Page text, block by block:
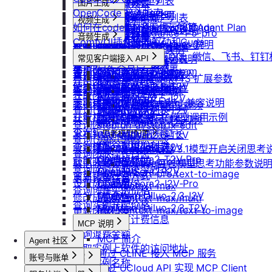
防火墙及端口设置
配置外网加速
云硬盘扩容与挂载
云存储挂载
模型库挂载
自启动
手动安装监控
无卡模式
ubuntu如何安装Docker
Windows安装Nvidia驱动和Cuda
ubuntu安装Nvidia驱动和Cuda
使用LangBot快速部署QQ、微信、飞书、钉钉
使用Clawdbot连接Telegram
使用Clawdbot连接飞书
重装实例
重置实例密码
升降配实例
获取支持的可用区信息列表
查询网络加速服务状态
检查指定规格的资源可用性
获取可用机型列表
获取机型族列表
查询软件端口映射列表
查询模型仓库模型列表
获取实例监控数据
变更实例计费方式
查询创建实例价格
查询实例升配价格
查询实例当前计费信息
查询退费金额
获取实例上软件的访问地址
修改实例名称
获取平台镜像列表
查询镜像已共享的账户列表
获取镜像标签列表
查询他人共享给自己的镜像
查询已收藏的镜像列表
查询自己发布的社区镜像
查询指定用户的社区镜像
查询镜像制作进度
共享/取消共享镜像
发布镜像到社区
收藏镜像
取消收藏镜像
更新镜像信息
扩容云盘
挂载已有云盘
查询云盘扩容价格
挂载 US3 对象存储到实例
云存储文件上传和下载
删除团队
查询成员订单列表
查询成员订单数量
查询成员未支付订单
查询成员未支付订单数量
导出团队账单
获取团队详情
查询已创建的团队列表
查询团队邀请记录
查询已加入的团队列表
查询团队操作日志
查询成员产品类型列表
设置成员额度
修改成员角色
更新团队信息
模型协议支持说明
API支持与扩展字段说明
OpenAI-Completions 说明
OpenAI-Response说明
Embeddings 向量嵌入
Gemini 快速开始
Claude (Anthropic) 兼容说明
DeepSeek-OCR 模型调用示例
思考模型配置
DeepSeek V3.1模型开启关闭思考
Doubao豆包模型思考功能参数说明
图片生成
Nano Banana
Nano Banana Pro
Nano Banana 2
gpt-image-1
gpt-image-1.5
gpt-image-2
doubao-seedream
Qwen-Image-Edit
Qwen-Image
stepfun-ai/step1x-edit
flux.1-dev
flux-kontext-pro
flux-kontext-pro/multi
flux-kontext-pro/text-to-image
flux-kontext-max
flux-kontext-max/multi
flux-kontext-max/text-to-image
视频生成
doubao-seedance-1-5-pro
doubao-seedance-2-0
Vidu 系列
Vidu/文生视频
Vidu/图生视频
Vidu/参考图生视频
Vidu/首尾帧生视频
Vidu/视频延长
Vidu/对口型
Wan-AI/Wan2.2-I2V
Wan-AI/Wan2.2-T2V
Wan-AI/Wan2.5-I2V
Wan-AI/Wan2.5-T2V
Wan-AI/Wan2.6-I2V
Wan-AI/Wan2.6-T2V
OpenAI/Sora2-T2V
OpenAI/Sora2-T2V-Pro
OpenAI/Sora2-I2V
OpenAI/Sora2-I2V-Pro
MiniMax/Hailuo-2.3-I2V
MiniMax/Hailuo-2.3-T2V
音频生成
IndexTTS
自定义音色
IndexTeam/IndexTTS 扩展参数
suno音乐生成
MiniMax/speech-hd
通义千问 Qwen-TTS
常见问题答疑
OpenCode 接入指南
如何在codex中调用优云智算Agent Plan
ComfyUI插件接入
常见客户端接入 API
Dify
RAGFlow
AnythingLLM
纳米AI
n8n
GPT4All
Cherry Studio
Chatbox
ChatHub
ChatWise
OpenWeb UI
Obsidian
MCP 说明
MCP 简介
通过 CLINE 接入 MCP 服务
通过 UCloud API 实现 MCP Client
Agent 社区
产品介绍
账号与账单